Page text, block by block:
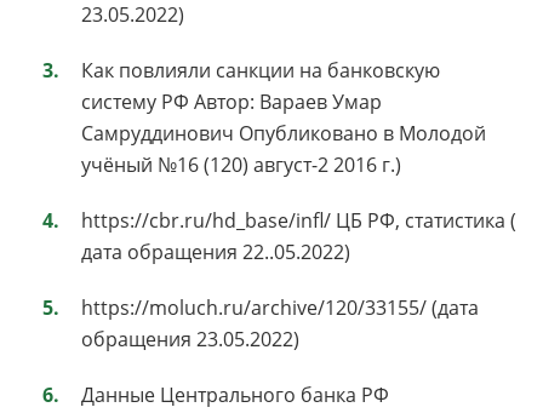
23.05.2022)
Как повлияли санкции на банковскую
систему РФ Автор: Вараев Умар
Самруддинович Опубликовано в Молодой
учёный №16 (120) август-2 2016 г.)
https://cbr.ru/hd_base/infl/ ЦБ РФ, статистика (
дата обращения 22..05.2022)
https://moluch.ru/archive/120/33155/ (дата
обращения 23.05.2022)
Данные Центрального банка РФ